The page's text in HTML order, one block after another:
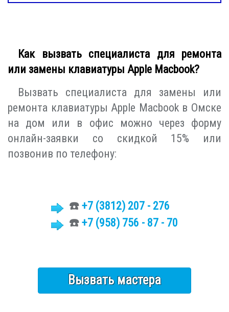
Как вызвать специалиста для ремонта
или замены клавиатуры Apple Macbook?
Вызвать специалиста для замены или
ремонта клавиатуры Apple Macbook в Омске
на дом или в офис можно через форму
онлайн-заявки со скидкой 15% или
позвонив по телефону:
☎️ +7 (3812) 207 - 276
☎️ +7 (958) 756 - 87 - 70
Вызвать мастера